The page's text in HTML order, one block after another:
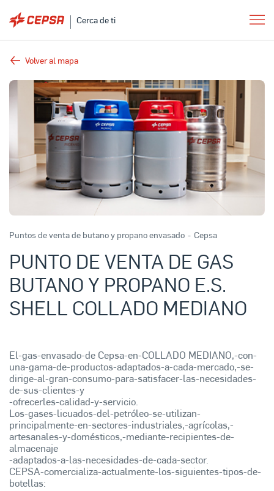
Cerca de ti
Volver al mapa
Puntos de venta de butano y propano envasado - Cepsa
PUNTO DE VENTA DE GAS
BUTANO Y PROPANO E.S.
SHELL COLLADO MEDIANO
El-gas-envasado-de Cepsa-en-COLLADO MEDIANO,-con-
una-gama-de-productos-adaptados-a-cada-mercado,-se-
dirige-al-gran-consumo-para-satisfacer-las-necesidades-
de-sus-clientes-y
-ofrecerles-calidad-y-servicio.
Los-gases-licuados-del-petróleo-se-utilizan-
principalmente-en-sectores-industriales,-agrícolas,-
artesanales-y-domésticos,-mediante-recipientes-de-
almacenaje
-adaptados-a-las-necesidades-de-cada-sector.
CEPSA-comercializa-actualmente-los-siguientes-tipos-de-
botellas: